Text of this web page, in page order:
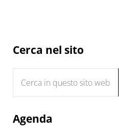
Sidebar
Cerca nel sito
Agenda